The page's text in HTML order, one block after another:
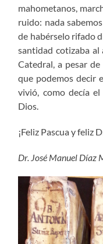
mahometanos,
ruido: nada
de habérselo rifado
santidad cotizaba al
Catedral, a pesar
que podemos decir
vivió, como decía
Dios.
¡Feliz Pascua y feliz
Dr. José Manuel Díaz